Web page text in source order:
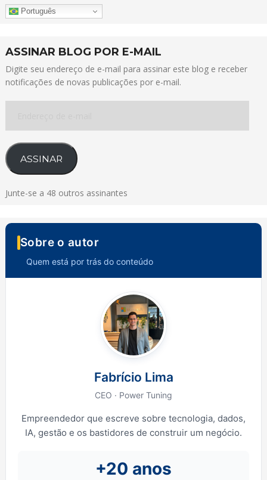
Português
ASSINAR BLOG POR E-MAIL
Digite seu endereço de e-mail para assinar este blog e receber
notificações de novas publicações por e-mail.
e-
mail
ASSINAR
Junte-se a 48 outros assinantes
Sobre o autor
Quem está por trás do conteúdo
Fabrício Lima
CEO · Power Tuning
Empreendedor que escreve sobre tecnologia, dados,
IA, gestão e os bastidores de construir um negócio.
+20 anos